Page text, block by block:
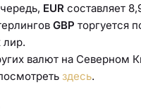
EUR составляет
GBP торгуется
лир.
валют на Северном
здесь.